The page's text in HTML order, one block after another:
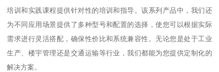
培训和实践课程提供针对性的培训和指导。该系列产品中，我们还
为不同应用场景提供了多种型号和配置的选择，使您可以根据实际
需求进行灵活搭配，确保性价比和系统兼容性。无论您是处于工业
生产、楼宇管理还是交通运输等行业，我们都能为您提供定制化的
解决方案。